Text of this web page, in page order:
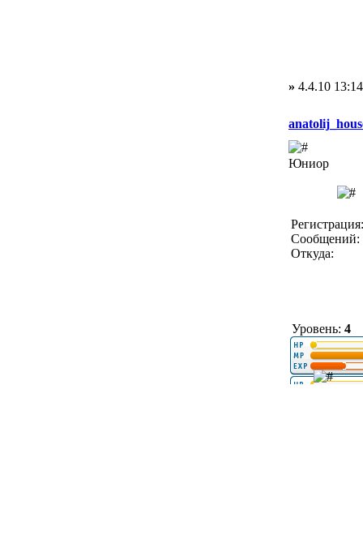
» 4.4.10 13:14
Юниор
Сообщений:
Откуда:
Уровень: 4